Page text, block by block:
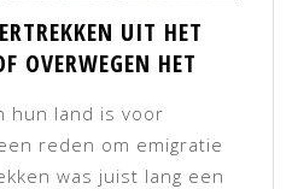
UIT HET
OVERWEGEN HET
hun land is voor
reden om emigratie
was juist lang een